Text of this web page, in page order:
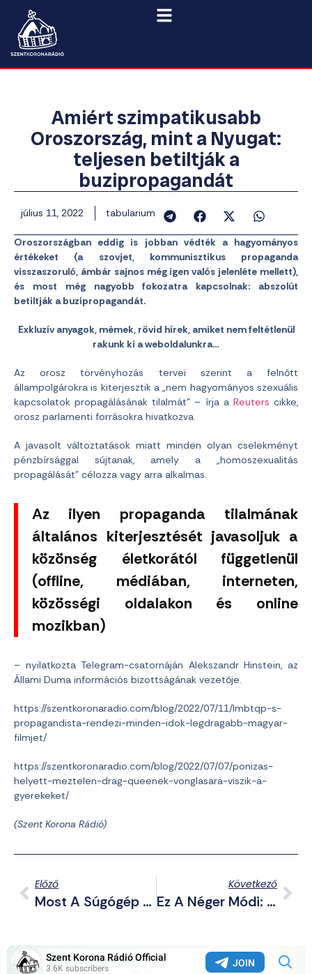
Amiért szimpatikusabb
Oroszország, mint a Nyugat:
teljesen betiltják a
buzipropagandát
július 11, 2022 tabularium
Oroszországban eddig is jobban védték a hagyományos
értékeket (a szovjet, kommunisztikus propaganda
visszaszoruló, ámbár sajnos még igen valós jelenléte mellett),
és most még nagyobb fokozatra kapcsolnak: abszolút
betiltják a buzipropagandát.
Exkluzív anyagok, mémek, rövid hírek, amiket nem feltétlenül
rakunk ki a weboldalunkra…
Az orosz törvényhozás tervei szerint a felnőtt
állampolgárokra is kiterjesztik a „nem hagyományos szexuális
kapcsolatok propagálásának tilalmát” – írja a Reuters cikke,
orosz parlamenti forrásokra hivatkozva.
A javasolt változtatások miatt minden olyan cselekményt
pénzbírsággal sújtanak, amely a „homoszexualitás
propagálását” célozza vagy arra alkalmas.
Az ilyen propaganda tilalmának
általános kiterjesztését javasoljuk a
közönség életkorától függetlenül
(offline, médiában, interneten,
közösségi oldalakon és online
mozikban)
– nyilatkozta Telegram-csatornáján Alekszandr Hinstein, az
Állami Duma információs bizottságának vezetője.
https://szentkoronaradio.com/blog/2022/07/11/lmbtqp-s-
propagandista-rendezi-minden-idok-legdragabb-magyar-
filmjet/
https://szentkoronaradio.com/blog/2022/07/07/ponizas-
helyett-meztelen-drag-queenek-vonglasara-viszik-a-
gyerekeket/
(Szent Korona Rádió)
Előző
Most A Súgógép Fogott Ki Az USA Elnökén
Következő
Ez A Néger Módi: Pelenkás Gyerekek Támadnak Rendőrökre (videó)